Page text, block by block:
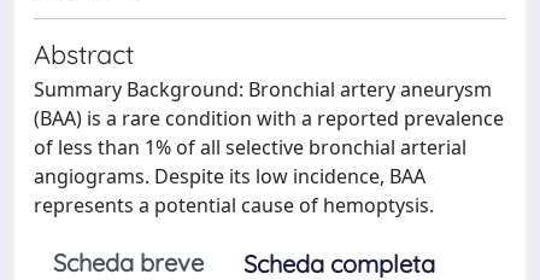
Abstract
Summary Background: Bronchial artery aneurysm
(BAA) is a rare condition with a reported prevalence
of less than 1% of all selective bronchial arterial
angiograms. Despite its low incidence, BAA
represents a potential cause of hemoptysis.
Scheda breve
Scheda completa